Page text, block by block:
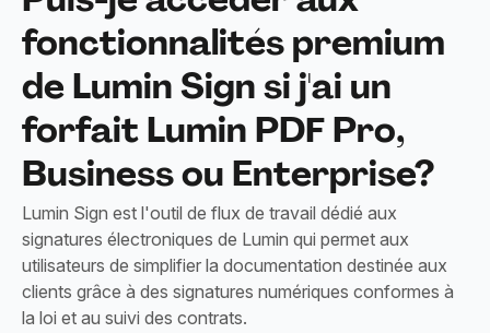
fonctionnalités premium
de Lumin Sign si j'ai un
forfait Lumin PDF Pro,
Business ou Enterprise?
Lumin Sign est l'outil de flux de travail dédié aux
signatures électroniques de Lumin qui permet aux
utilisateurs de simplifier la documentation destinée aux
clients grâce à des signatures numériques conformes à
la loi et au suivi des contrats.